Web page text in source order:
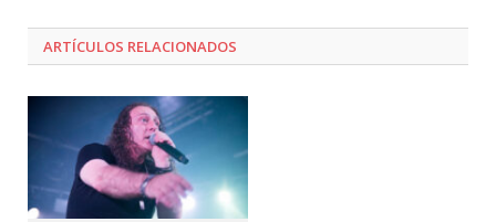
ARTÍCULOS RELACIONADOS